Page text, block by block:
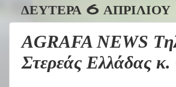
ΔΕΥΤΈΡΑ 6
AGRAFA NEWS
Στερεάς Ελλάδας